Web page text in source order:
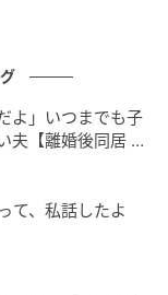
よ」いつまでも子
夫【離婚後同居 Vo
て、私話したよ